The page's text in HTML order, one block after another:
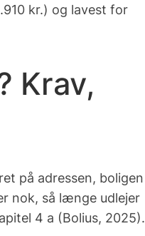
kr.) og lavest for
Krav,
på adressen, boligen
nok, så længe udlejer
4 a (Bolius, 2025).